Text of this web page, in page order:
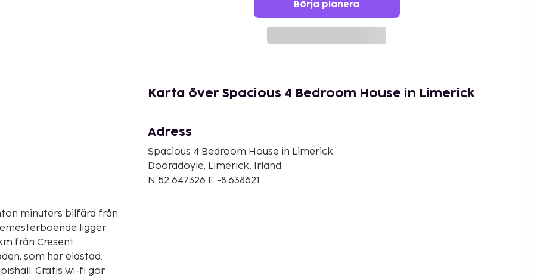
Börja planera
minuters bilfärd från
från Cresent
som har eldstad.
Gratis wi-fi gör
Karta över Spacious 4 Bedroom House in Limerick
Adress
Spacious 4 Bedroom House in Limerick
Dooradoyle, Limerick, Irland
N 52.647326 E -8.638621